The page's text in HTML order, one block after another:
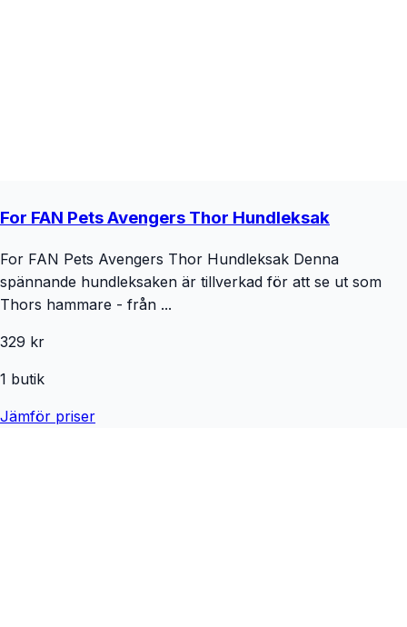
For FAN Pets Avengers Thor Hundleksak
For FAN Pets Avengers Thor Hundleksak Denna
spännande hundleksaken är tillverkad för att se ut som
Thors hammare - från ...
329 kr
1 butik
Jämför priser